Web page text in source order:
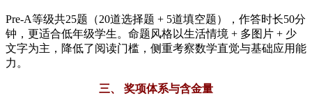
Pre-A等级共25题（20道选择题 + 5道填空题），作答时长50分
钟，更适合低年级学生。命题风格以生活情境 + 多图片 + 少
文字为主，降低了阅读门槛，侧重考察数学直觉与基础应用能
力。
三、 奖项体系与含金量